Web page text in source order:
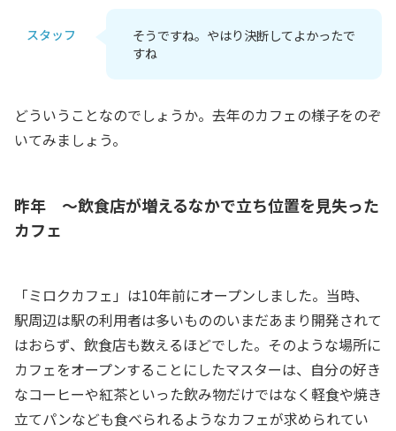
スタッフ
そうですね。やはり決断してよかったで
すね
どういうことなのでしょうか。去年のカフェの様子をのぞ
いてみましょう。
昨年 ～飲食店が増えるなかで立ち位置を見失った
カフェ
「ミロクカフェ」は10年前にオープンしました。当時、
駅周辺は駅の利用者は多いもののいまだあまり開発されて
はおらず、飲食店も数えるほどでした。そのような場所に
カフェをオープンすることにしたマスターは、自分の好き
なコーヒーや紅茶といった飲み物だけではなく軽食や焼き
立てパンなども食べられるようなカフェが求められてい